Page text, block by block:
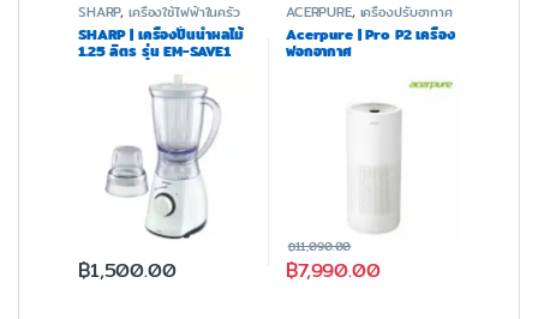
SHARP,เครื่องใช้ไฟฟ้าในครัว
SHARP | เครื่องปั่นน้ำผลไม้
1.25 ลิตร รุ่น EM-SAVE1
฿1,500.00
ACERPURE, เครื่องปรับอากาศ
และฟอกอากาศ
Acerpure | Pro P2 เครื่อง
ฟอกอากาศ
฿7,990.00
฿11,090.00